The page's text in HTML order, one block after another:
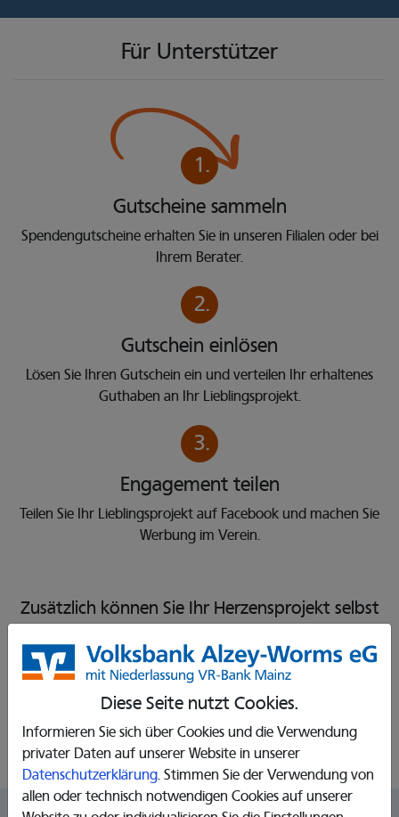
Diese Seite nutzt Cookies.
Informieren Sie sich über Cookies und die Verwendung
privater Daten auf unserer Website in unserer
Datenschutzerklärung. Stimmen Sie der Verwendung von
allen oder technisch notwendigen Cookies auf unserer
Für Unterstützer
1.
Gutscheine sammeln
Spendengutscheine erhalten Sie in unseren Filialen oder bei
Ihrem Berater.
2.
Gutschein einlösen
Lösen Sie Ihren Gutschein ein und verteilen Ihr erhaltenes
Guthaben an Ihr Lieblingsprojekt.
3.
Engagement teilen
Teilen Sie Ihr Lieblingsprojekt auf Facebook und machen Sie
Werbung im Verein.
Zusätzlich können Sie Ihr Herzensprojekt selbst
Anleitung Spendengutscheine
Anleitung Privatspende